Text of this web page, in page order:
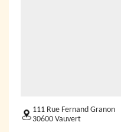
111 Rue Fernand Granon
30600 Vauvert